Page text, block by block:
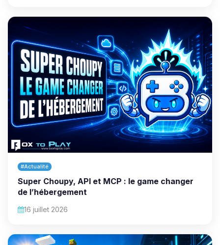
#Actualité
Super Choupy, API et MCP : le game changer
de l’hébergement
16 juillet 2026